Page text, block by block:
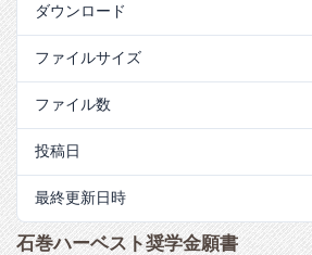
ダウンロード
ファイルサイズ
ファイル数
投稿日
最終更新日時
石巻ハーベスト奨学金願書